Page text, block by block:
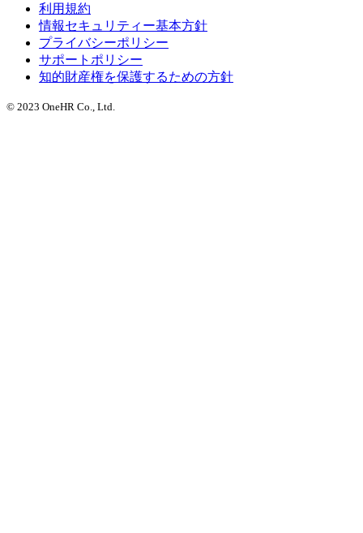
利用規約
情報セキュリティー基本方針
プライバシーポリシー
サポートポリシー
知的財産権を保護するための方針
© 2023 OneHR Co., Ltd.